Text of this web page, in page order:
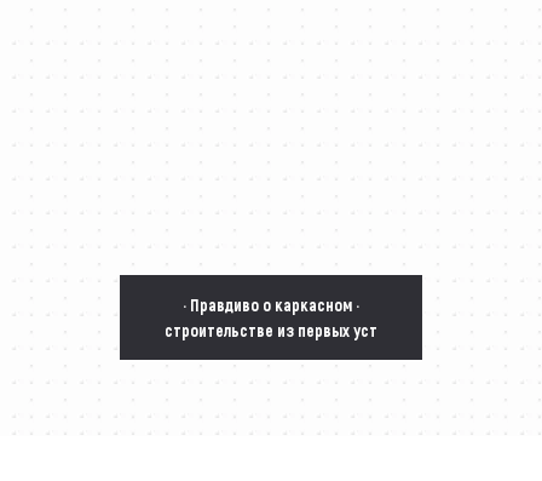
· Правдиво о каркасном ·
строительстве из первых уст